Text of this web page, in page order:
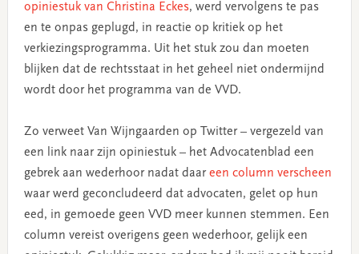
opiniestuk van Christina Eckes, werd vervolgens te pas
en te onpas geplugd, in reactie op kritiek op het
verkiezingsprogramma. Uit het stuk zou dan moeten
blijken dat de rechtsstaat in het geheel niet ondermijnd
wordt door het programma van de VVD.
Zo verweet Van Wijngaarden op Twitter – vergezeld van
een link naar zijn opiniestuk – het Advocatenblad een
gebrek aan wederhoor nadat daareen column verscheen
waar werd geconcludeerd dat advocaten, gelet op hun
eed, in gemoede geen VVD meer kunnen stemmen. Een
column vereist overigens geen wederhoor, gelijk een